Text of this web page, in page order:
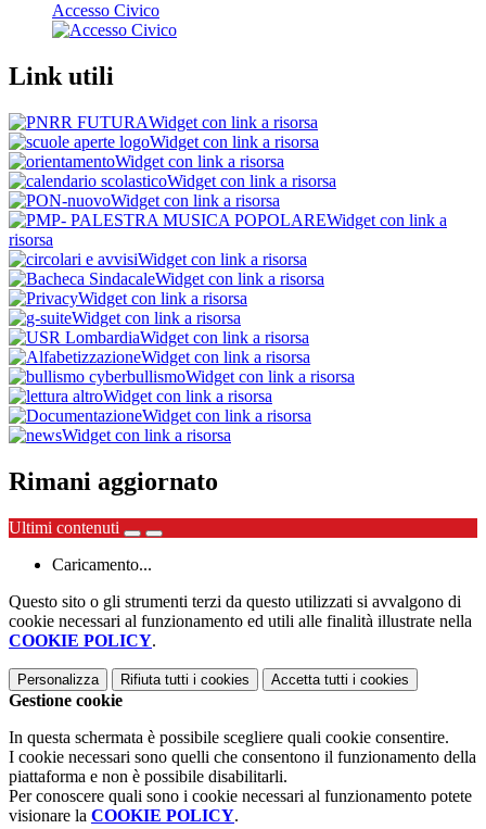
Accesso Civico
Link utili
Widget con link a risorsa
Widget con link a risorsa
Widget con link a risorsa
Widget con link a risorsa
Widget con link a risorsa
Widget con link a
risorsa
Widget con link a risorsa
Widget con link a risorsa
Widget con link a risorsa
Widget con link a risorsa
Widget con link a risorsa
Widget con link a risorsa
Widget con link a risorsa
Widget con link a risorsa
Widget con link a risorsa
Widget con link a risorsa
Rimani aggiornato
Ultimi contenuti
Caricamento...
Questo sito o gli strumenti terzi da questo utilizzati si avvalgono di
cookie necessari al funzionamento ed utili alle finalità illustrate nella
COOKIE POLICY.
Personalizza Rifiuta tutti i cookies Accetta tutti i cookies
Gestione cookie
In questa schermata è possibile scegliere quali cookie consentire.
I cookie necessari sono quelli che consentono il funzionamento della
piattaforma e non è possibile disabilitarli.
Per conoscere quali sono i cookie necessari al funzionamento potete
visionare la COOKIE POLICY.